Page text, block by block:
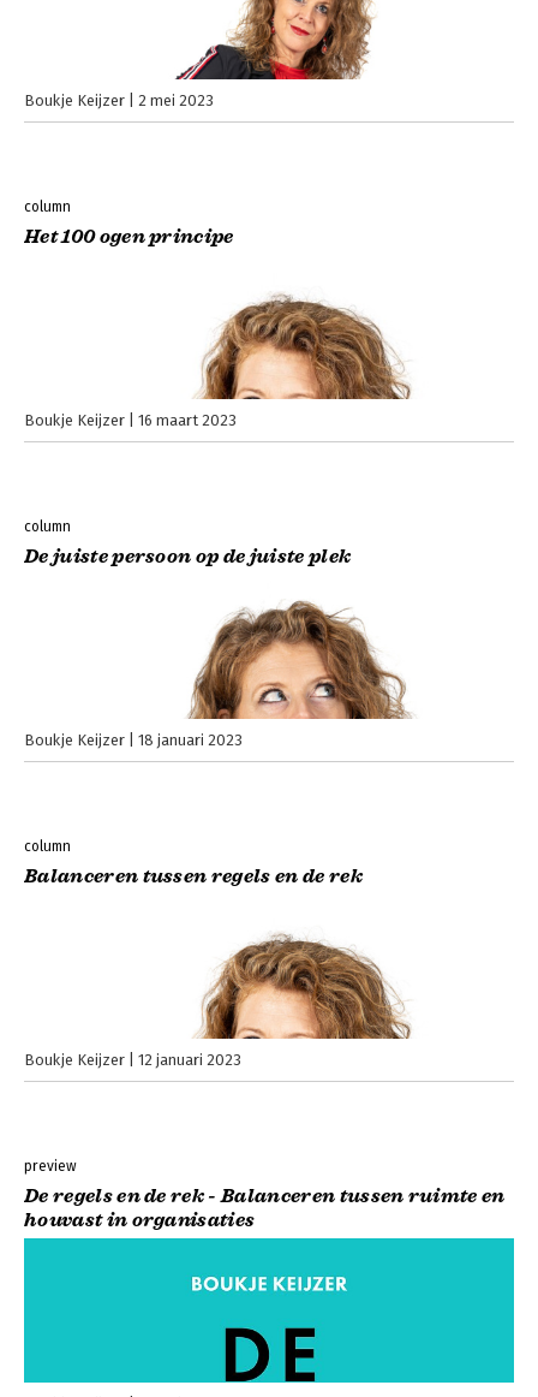
Boukje Keijzer 2 mei 2023
column
Het 100 ogen principe
Boukje Keijzer 16 maart 2023
column
De juiste persoon op de juiste plek
Boukje Keijzer 18 januari 2023
column
Balanceren tussen regels en de rek
Boukje Keijzer 12 januari 2023
preview
De regels en de rek - Balanceren tussen ruimte en
houvast in organisaties